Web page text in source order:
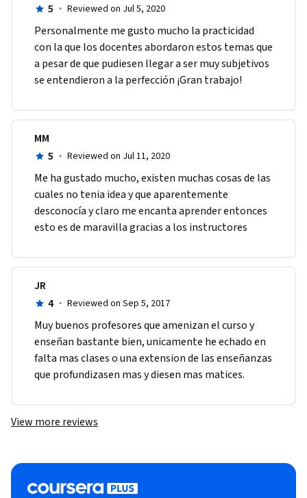
5 · Reviewed on Jul 5, 2020
Personalmente me gusto mucho la practicidad
con la que los docentes abordaron estos temas que
a pesar de que pudiesen llegar a ser muy subjetivos
se entendieron a la perfección ¡Gran trabajo!
MM
5 · Reviewed on Jul 11, 2020
Me ha gustado mucho, existen muchas cosas de las
cuales no tenia idea y que aparentemente
desconocía y claro me encanta aprender entonces
esto es de maravilla gracias a los instructores
JR
4 · Reviewed on Sep 5, 2017
Muy buenos profesores que amenizan el curso y
enseñan bastante bien, unicamente he echado en
falta mas clases o una extension de las enseñanzas
que profundizasen mas y diesen mas matices.
View more reviews